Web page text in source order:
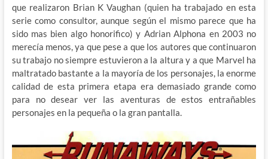
que realizaron Brian K Vaughan (quien ha trabajado en esta
serie como consultor, aunque según el mismo parece que ha
sido mas bien algo honorifico) y Adrian Alphona en 2003 no
merecía menos, ya que pese a que los autores que continuaron
su trabajo no siempre estuvieron a la altura y a que Marvel ha
maltratado bastante a la mayoría de los personajes, la enorme
calidad de esta primera etapa era demasiado grande como
para no desear ver las aventuras de estos entrañables
personajes en la pequeña o la gran pantalla.